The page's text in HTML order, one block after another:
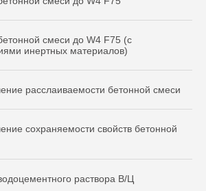
смеси до W4 F75 (с
инертных материалов)
расслаиваемости бетонной смеси
сохраняемости свойств бетонной
раствора В/Ц
испытаний